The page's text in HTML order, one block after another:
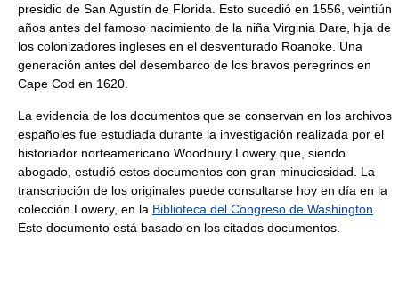
presidio de San Agustín de Florida. Esto sucedió en 1556, veintiún
años antes del famoso nacimiento de la niña Virginia Dare, hija de
los colonizadores ingleses en el desventurado Roanoke. Una
generación antes del desembarco de los bravos peregrinos en
Cape Cod en 1620.
La evidencia de los documentos que se conservan en los archivos
españoles fue estudiada durante la investigación realizada por el
historiador norteamericano Woodbury Lowery que, siendo
abogado, estudió estos documentos con gran minuciosidad. La
transcripción de los originales puede consultarse hoy en día en la
colección Lowery, en la Biblioteca del Congreso de Washington
Este documento está basado en los citados documentos.